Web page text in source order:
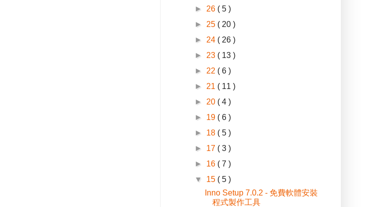
► 26 ( 5 )
► 25 ( 20 )
► 24 ( 26 )
► 23 ( 13 )
► 22 ( 6 )
► 21 ( 11 )
► 20 ( 4 )
► 19 ( 6 )
► 18 ( 5 )
► 17 ( 3 )
► 16 ( 7 )
▼ 15 ( 5 )
Inno Setup 7.0.2 - 免費軟體安裝
程式製作工具